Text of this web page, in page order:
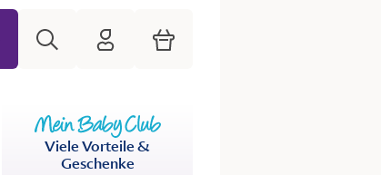
HiPP Mein Babyclub
Warenkorb
Viele Vorteile &
Geschenke